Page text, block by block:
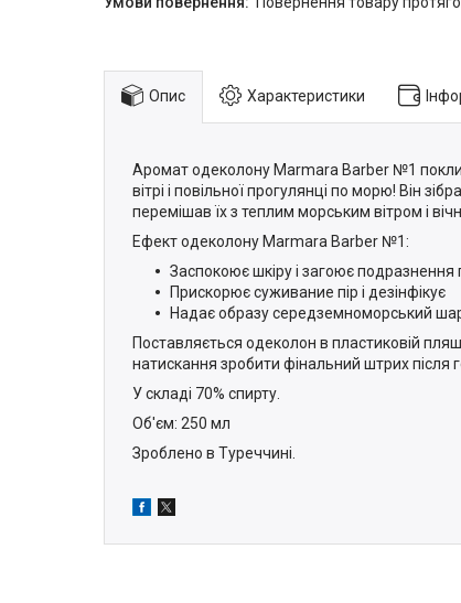
Опис Характеристики
Аромат одеколону Marmara Barber №1
вітрі і повільної прогулянці по морю! Він
перемішав їх з теплим морським вітром і
Ефект одеколону Marmara Barber №1:
Заспокоює шкіру і загоює подразнення
Прискорює суживание пір і дезінфікує
Надає образу середземноморський
Поставляється одеколон в пластиковій
натискання зробити фінальний штрих після
У складі 70% спирту.
Об'єм: 250 мл
Зроблено в Туреччині.